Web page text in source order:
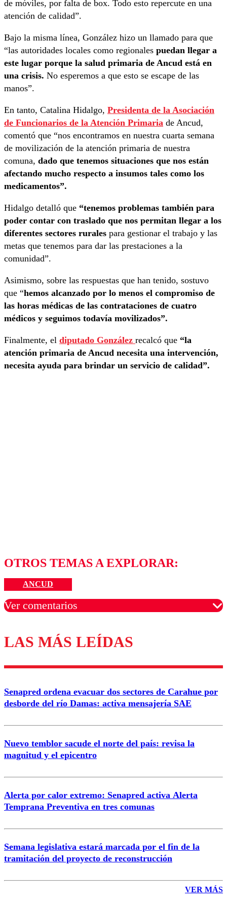
de móviles, por falta de box. Todo esto repercute en una
atención de calidad”.
Bajo la misma línea, González hizo un llamado para que
“las autoridades locales como regionales puedan llegar a
este lugar porque la salud primaria de Ancud está en
una crisis. No esperemos a que esto se escape de las
manos”.
En tanto, Catalina Hidalgo, Presidenta de la Asociación
de Funcionarios de la Atención Primaria de Ancud,
comentó que “nos encontramos en nuestra cuarta semana
de movilización de la atención primaria de nuestra
comuna, dado que tenemos situaciones que nos están
afectando mucho respecto a insumos tales como los
medicamentos”.
Hidalgo detalló que “tenemos problemas también para
poder contar con traslado que nos permitan llegar a los
diferentes sectores rurales para gestionar el trabajo y las
metas que tenemos para dar las prestaciones a la
comunidad”.
Asimismo, sobre las respuestas que han tenido, sostuvo
que “hemos alcanzado por lo menos el compromiso de
las horas médicas de las contrataciones de cuatro
médicos y seguimos todavía movilizados”.
Finalmente, el diputado González recalcó que “la
atención primaria de Ancud necesita una intervención,
necesita ayuda para brindar un servicio de calidad”.
OTROS TEMAS A EXPLORAR:
ANCUD
Ver comentarios
Los comentarios son moderados para garantizar un
diálogo respetuoso.
Nombre
Correo
LAS MÁS LEÍDAS
Senapred ordena evacuar dos sectores de Carahue por
desborde del río Damas: activa mensajería SAE
Nuevo temblor sacude el norte del país: revisa la
magnitud y el epicentro
Alerta por calor extremo: Senapred activa Alerta
Temprana Preventiva en tres comunas
Semana legislativa estará marcada por el fin de la
tramitación del proyecto de reconstrucción
VER MÁS